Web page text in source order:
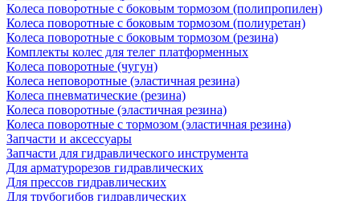
Колеса поворотные c боковым тормозом (полипропилен)
Колеса поворотные c боковым тормозом (полиуретан)
Колеса поворотные c боковым тормозом (резина)
Комплекты колес для телег платформенных
Колеса поворотные (чугун)
Колеса неповоротные (эластичная резина)
Колеса пневматические (резина)
Колеса поворотные (эластичная резина)
Колеса поворотные c тормозом (эластичная резина)
Запчасти и аксессуары
Запчасти для гидравлического инструмента
Для арматурорезов гидравлических
Для прессов гидравлических
Для трубогибов гидравлических